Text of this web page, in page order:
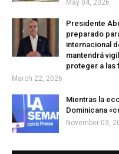
May 04, 2026
Presidente
preparado
internacional
mantendrá
proteger a las
March 22, 2026
Mientras la
Dominicana
November 03,